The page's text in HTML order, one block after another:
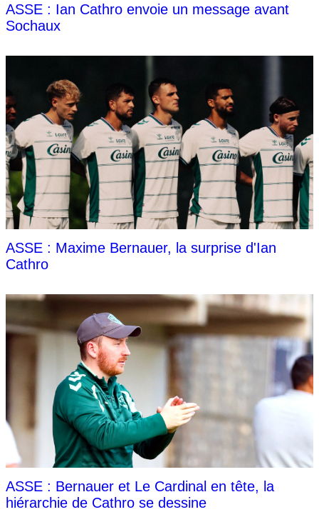
ASSE : Ian Cathro envoie un message avant
Sochaux
ASSE : Maxime Bernauer, la surprise d'Ian
Cathro
ASSE : Bernauer et Le Cardinal en tête, la
hiérarchie de Cathro se dessine